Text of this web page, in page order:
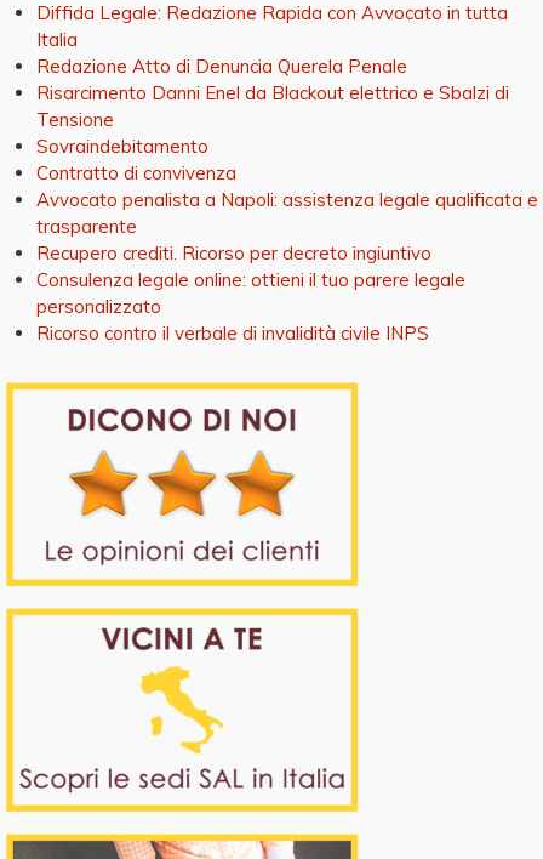
Diffida Legale: Redazione Rapida con Avvocato in tutta
Italia
Redazione Atto di Denuncia Querela Penale
Risarcimento Danni Enel da Blackout elettrico e Sbalzi di
Tensione
Sovraindebitamento
Contratto di convivenza
Avvocato penalista a Napoli: assistenza legale qualificata e
trasparente
Recupero crediti. Ricorso per decreto ingiuntivo
Consulenza legale online: ottieni il tuo parere legale
personalizzato
Ricorso contro il verbale di invalidità civile INPS